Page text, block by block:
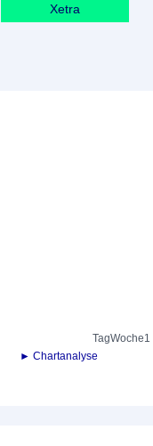
Xetra
TagWoche1
► Chartanalyse